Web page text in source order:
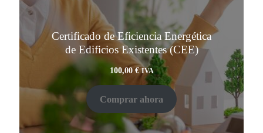
Certificado de Eficiencia Energética
de Edificios Existentes (CEE)
100,00€ IVA
Comprar ahora